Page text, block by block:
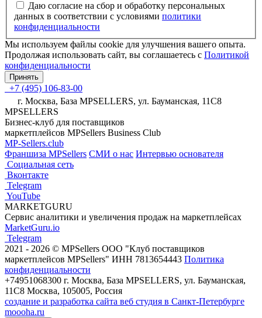
Даю согласие на сбор и обработку персональных
данных в соответствии с условиями политики
конфиденциальности
Мы используем файлы cookie для улучшения вашего опыта.
Продолжая использовать сайт, вы соглашаетесь с Политикой
конфиденциальности
Принять
+7 (495) 106-83-00
г. Москва, База MPSELLERS, ул. Бауманская, 11С8
MPSELLERS
Бизнес-клуб для поставщиков
маркетплейсов MPSellers Business Club
MP-Sellers.club
Франшиза MPSellers СМИ о нас Интервью основателя
Cоциальная сеть
Вконтакте
Telegram
YouTube
MARKETGURU
Сервис аналитики и увеличения продаж на маркетплейсах
MarketGuru.io
Telegram
2021 - 2026 © MPSellers ООО "Клуб поставщиков
маркетплейсов MPSellers" ИНН 7813654443 Политика
конфиденциальности
+74951068300 г. Москва, База MPSELLERS, ул. Бауманская,
11С8 Москва, 105005, Россия
создание и разработка сайта веб студия в Санкт-Петербурге
moooha.ru